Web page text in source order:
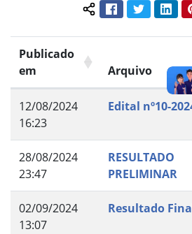
Compartilhar
FacebookTwitter
Publicado
em
Arquivo
12/08/2024
16:23
Edital nº10-
28/08/2024
23:47
RESULTADO
PRELIMINAR
02/09/2024
13:07
Resultado